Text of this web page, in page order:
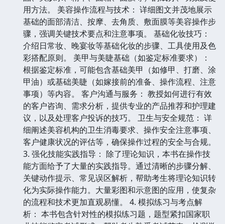
用方法。 美容操作流程与技术： 详细图文并茂地展示
基础的面部清洁、按摩、去角质、敷面膜等美容操作步
骤，强调关键技术要点和注意事项。 基础化妆技巧：
介绍日常妆、晚宴妆等基础化妆的步骤、工具使用及色
彩搭配原则。 美甲与美睫基础（如鉴定标准要求）：
根据鉴定标准，可能包含基础美甲（如修甲、打磨、涂
甲油）或基础美睫（如嫁接前的准备、操作流程、注意
事项）等内容。 客户沟通与服务： 教授如何进行有效
的客户咨询、需求分析，提供专业的产品推荐和护理建
议，以及处理客户投诉的技巧。 卫生与安全规范： 详
细阐述美容机构的卫生消毒要求、操作安全注意事项、
客户健康状况的评估等，确保操作过程的安全与合规。
3. 强化技能实践指导： 除了理论知识，本书在操作技
能方面给予了大量的实践指导。通过清晰的步骤分解、
关键动作提示、常见误区解析，帮助考生将理论知识转
化为实际操作能力。大量彩图和示意图的应用，使复杂
的流程和技术更加直观易懂。 4. 模拟练习与考点解
析： 本书包含针对性的模拟练习题，题型紧扣国家职